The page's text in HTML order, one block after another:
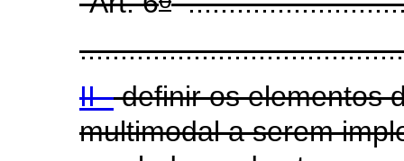
II -definir os elementos
multimodal a serem